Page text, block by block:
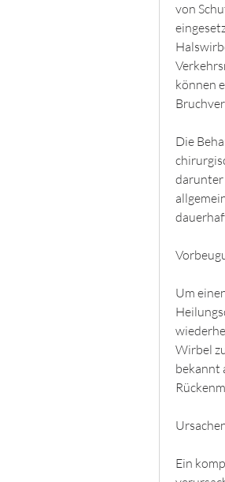
von
können
Die
darunter
Um
Wirbel
bekannt
Ein